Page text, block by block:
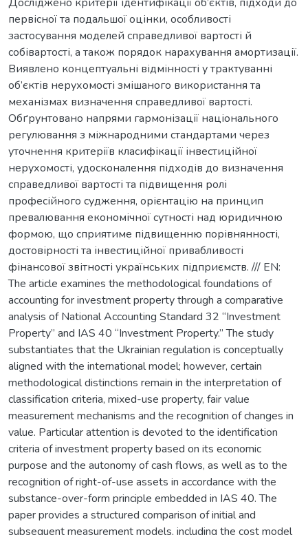
первісної та подальшої оцінки, особливості
застосування моделей справедливої вартості й
собівартості, а також порядок нарахування амортизації.
Виявлено концептуальні відмінності у трактуванні
об’єктів нерухомості змішаного використання та
механізмах визначення справедливої вартості.
Обґрунтовано напрями гармонізації національного
регулювання з міжнародними стандартами через
уточнення критеріїв класифікації інвестиційної
нерухомості, удосконалення підходів до визначення
справедливої вартості та підвищення ролі
професійного судження, орієнтацію на принцип
превалювання економічної сутності над юридичною
формою, що сприятиме підвищенню порівнянності,
достовірності та інвестиційної привабливості
фінансової звітності українських підприємств. /// EN:
The article examines the methodological foundations of
accounting for investment property through a comparative
analysis of National Accounting Standard 32 “Investment
Property” and IAS 40 “Investment Property.” The study
substantiates that the Ukrainian regulation is conceptually
aligned with the international model; however, certain
methodological distinctions remain in the interpretation of
classification criteria, mixed-use property, fair value
measurement mechanisms and the recognition of changes in
value. Particular attention is devoted to the identification
criteria of investment property based on its economic
purpose and the autonomy of cash flows, as well as to the
recognition of right-of-use assets in accordance with the
substance-over-form principle embedded in IAS 40. The
paper provides a structured comparison of initial and
subsequent measurement models, including the cost model